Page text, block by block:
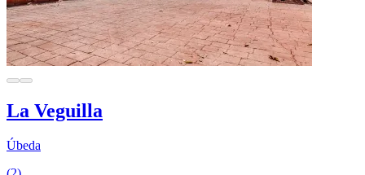
La Veguilla
Úbeda